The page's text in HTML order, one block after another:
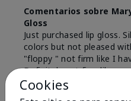
Comentarios sobre
Gloss
Just purchased lip gloss.
colors but not pleased
"floppy " not firm like I
Definitely not firm like
Mostrar Traducción
Cookies